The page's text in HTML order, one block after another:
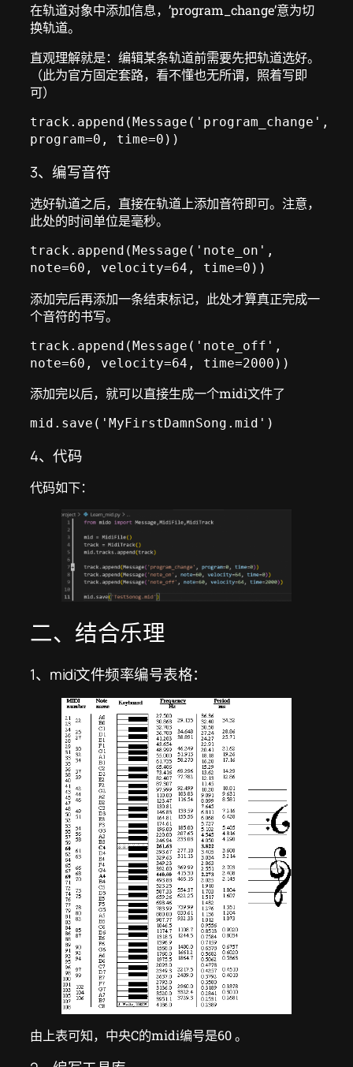
在轨道对象中添加信息，’program_change’意为切
换轨道。
直观理解就是：编辑某条轨道前需要先把轨道选好。
（此为官方固定套路，看不懂也无所谓，照着写即
可）
track.append(Message('program_change',
program=0, time=0))
3、编写音符
选好轨道之后，直接在轨道上添加音符即可。注意，
此处的时间单位是毫秒。
track.append(Message('note_on',
note=60, velocity=64, time=0))
添加完后再添加一条结束标记，此处才算真正完成一
个音符的书写。
track.append(Message('note_off',
note=60, velocity=64, time=2000))
添加完以后，就可以直接生成一个midi文件了
mid.save('MyFirstDamnSong.mid')
4、代码
代码如下：
二、结合乐理
1、midi文件频率编号表格：
由上表可知，中央C的midi编号是60 。